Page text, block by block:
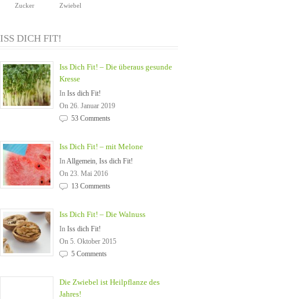
Zucker Zwiebel
ISS DICH FIT!
Iss Dich Fit! – Die überaus gesunde
Kresse
In Iss dich Fit!
On 26. Januar 2019
53 Comments
Iss Dich Fit! – mit Melone
InAllgemein, Iss dich Fit!
On 23. Mai 2016
13 Comments
Iss Dich Fit! – Die Walnuss
In Iss dich Fit!
On 5. Oktober 2015
5 Comments
Die Zwiebel ist Heilpflanze des
Jahres!